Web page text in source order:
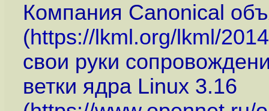
Компания Canonical
(https://lkml.org/lkml/
свои руки
ветки ядра Linux 3.16